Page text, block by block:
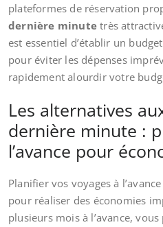
plateformes de réservation
dernière minute très
est essentiel d’établir un
pour éviter les dépenses
rapidement alourdir votre
Les alternatives
dernière minute :
l’avance pour
Planifier vos voyages à
pour réaliser des économies
plusieurs mois à l’avance,